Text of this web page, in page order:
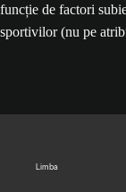
funcție de factori
sportivilor (nu pe
Limba